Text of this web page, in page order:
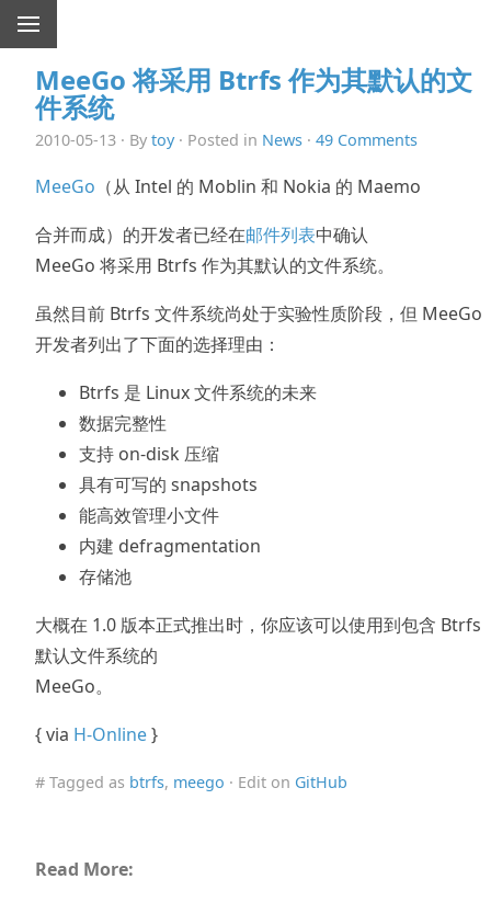
MeeGo 将采用 Btrfs 作为其默认的文
件系统
2010-05-13 · By toy· Posted in News · 49 Comments
MeeGo （从 Intel 的 Moblin 和 Nokia 的 Maemo
合并而成）的开发者已经在邮件列表中确认
MeeGo 将采用 Btrfs 作为其默认的文件系统。
虽然目前 Btrfs 文件系统尚处于实验性质阶段，但 MeeGo
开发者列出了下面的选择理由：
Btrfs 是 Linux 文件系统的未来
数据完整性
支持 on-disk 压缩
具有可写的 snapshots
能高效管理小文件
内建 defragmentation
存储池
大概在 1.0 版本正式推出时，你应该可以使用到包含 Btrfs
默认文件系统的
MeeGo。
{ via H-Online}
# Tagged as btrfs, meego · Edit on GitHub
Read More: